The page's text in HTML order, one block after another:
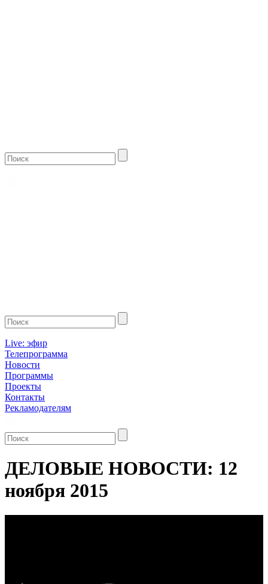
Live: эфир
Телепрограмма
Новости
Программы
Проекты
Контакты
Рекламодателям
ДЕЛОВЫЕ НОВОСТИ: 12
ноября 2015